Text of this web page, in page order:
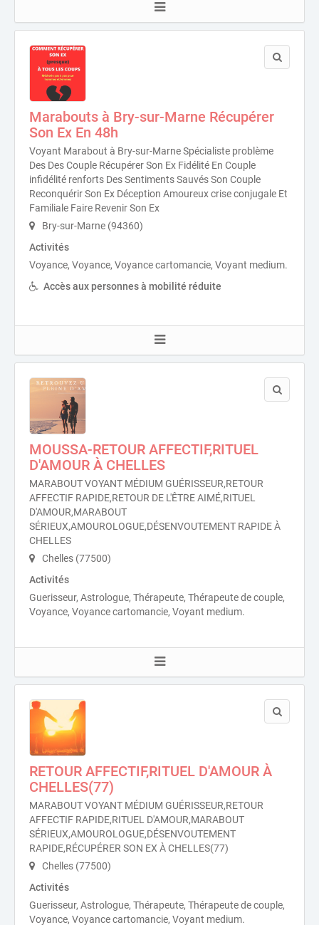
Marabouts à Bry-sur-Marne Récupérer
Son Ex En 48h
Voyant Marabout à Bry-sur-Marne Spécialiste problème
Des Des Couple Récupérer Son Ex Fidélité En Couple
infidélité renforts Des Sentiments Sauvés Son Couple
Reconquérir Son Ex Déception Amoureux crise conjugale Et
Familiale Faire Revenir Son Ex
Bry-sur-Marne (94360)
Activités
Voyance, Voyance, Voyance cartomancie, Voyant medium.
Accès aux personnes à mobilité réduite
MOUSSA-RETOUR AFFECTIF,RITUEL
D'AMOUR À CHELLES
MARABOUT VOYANT MÉDIUM GUÉRISSEUR,RETOUR
AFFECTIF RAPIDE,RETOUR DE L'ÊTRE AIMÉ,RITUEL
D'AMOUR,MARABOUT
SÉRIEUX,AMOUROLOGUE,DÉSENVOUTEMENT RAPIDE À
CHELLES
Chelles (77500)
Activités
Guerisseur, Astrologue, Thérapeute, Thérapeute de couple,
Voyance, Voyance cartomancie, Voyant medium.
RETOUR AFFECTIF,RITUEL D'AMOUR À
CHELLES(77)
MARABOUT VOYANT MÉDIUM GUÉRISSEUR,RETOUR
AFFECTIF RAPIDE,RITUEL D'AMOUR,MARABOUT
SÉRIEUX,AMOUROLOGUE,DÉSENVOUTEMENT
RAPIDE,RÉCUPÉRER SON EX À CHELLES(77)
Chelles (77500)
Activités
Guerisseur, Astrologue, Thérapeute, Thérapeute de couple,
Voyance, Voyance cartomancie, Voyant medium.